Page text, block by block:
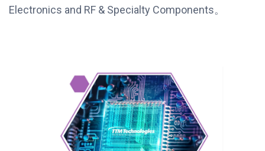
Electronics and RF & Specialty Components。